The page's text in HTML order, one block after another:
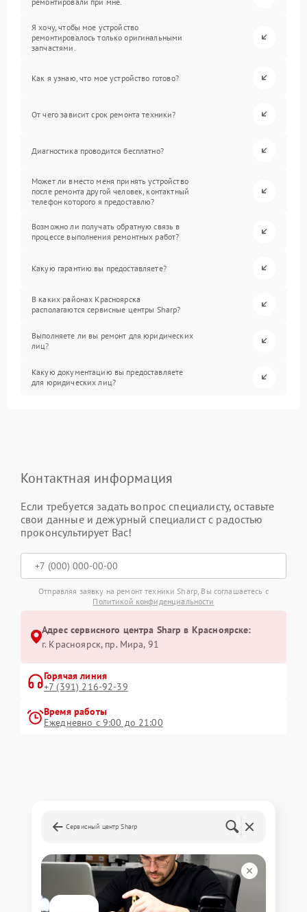
Я хочу, чтобы мое устройство
ремонтировалось только оригинальными
запчастями.
Как я узнаю, что мое устройство готово?
От чего зависит срок ремонта техники?
Диагностика проводится бесплатно?
Может ли вместо меня принять устройство
после ремонта другой человек, контактный
телефон которого я предоставлю?
Возможно ли получать обратную связь в
процессе выполнения ремонтных работ?
Какую гарантию вы предоставляете?
В каких районах Красноярска
располагаются сервисные центры Sharp?
Выполняете ли вы ремонт для юридических
лиц?
Какую документацию вы предоставляете
для юридических лиц?
Контактная информация
Если требуется задать вопрос специалисту, оставьте
свои данные и дежурный специалист с радостью
проконсультирует Вас!
Отправляя заявку на ремонт техники Sharp, Вы соглашаетесь с
Политикой конфиденциальности
Адрес сервисного центра Sharp в Красноярске:
г. Красноярск, ​пр. Мира, 91
Горячая линия
+7 (391) 216-92-39
Время работы
Ежедневно с 9:00 до 21:00
Сервисный центр Sharp